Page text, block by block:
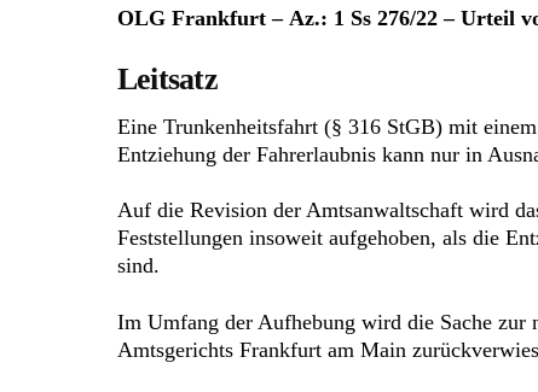
OLG Frankfurt – Az.: 1 Ss 276/22 – Urteil
Leitsatz
Eine Trunkenheitsfahrt (§ 316 StGB) mit
Entziehung der Fahrerlaubnis kann nur in
Auf die Revision der Amtsanwaltschaft wird
Feststellungen insoweit aufgehoben, als die
sind.
Im Umfang der Aufhebung wird die Sache zur
Amtsgerichts Frankfurt am Main